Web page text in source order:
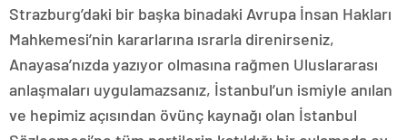
Strazburg’daki bir başka binadaki Avrupa İnsan Hakları
Mahkemesi’nin kararlarına ısrarla direnirseniz,
Anayasa’nızda yazıyor olmasına rağmen Uluslararası
anlaşmaları uygulamazsanız, İstanbul’un ismiyle anılan
ve hepimiz açısından övünç kaynağı olan İstanbul